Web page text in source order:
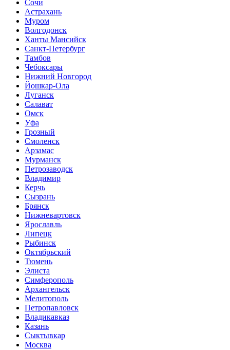
Сочи
Астрахань
Муром
Волгодонск
Ханты Мансийск
Санкт-Петербург
Тамбов
Чебоксары
Нижний Новгород
Йошкар-Ола
Луганск
Салават
Омск
Уфа
Грозный
Смоленск
Арзамас
Мурманск
Петрозаводск
Владимир
Керчь
Сызрань
Брянск
Нижневартовск
Ярославль
Липецк
Рыбинск
Октябрьский
Тюмень
Элиста
Симферополь
Архангельск
Мелитополь
Петропавловск
Владикавказ
Казань
Сыктывкар
Москва